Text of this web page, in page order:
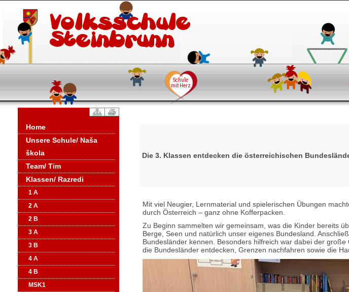
Home
Unsere Schule/ Naša
škola
Team/ Tim
Klassen/ Razredi
1 A
2 A
2 B
3 A
3 B
4 A
4 B
MSK1
Die 3. Klassen entdecken die österreichischen
Mit viel Neugier, Lernmaterial und spielerischen Übungen
durch Österreich – ganz ohne Kofferpacken.
Zu Beginn sammelten wir gemeinsam, was die Kinder bereits
Berge, Seen und natürlich unser eigenes Bundesland.
Bundesländer kennen. Besonders hilfreich war dabei der
die Bundesländer entdecken, Grenzen nachfahren sowie die